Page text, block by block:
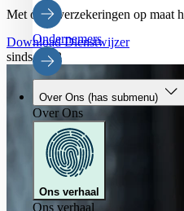
Ondernemers
Over Ons (has submenu)
Over Ons
Ons verhaal
Ons verhaal
Met onze verzekeringen op maat
Download Dienstwijzer
sinds 1953